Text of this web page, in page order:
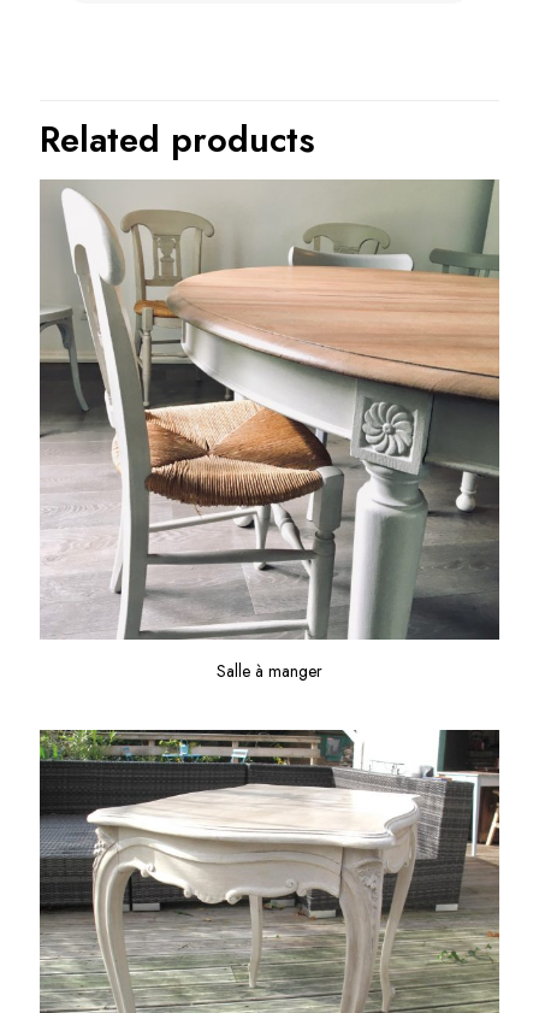
Related products
Salle à manger